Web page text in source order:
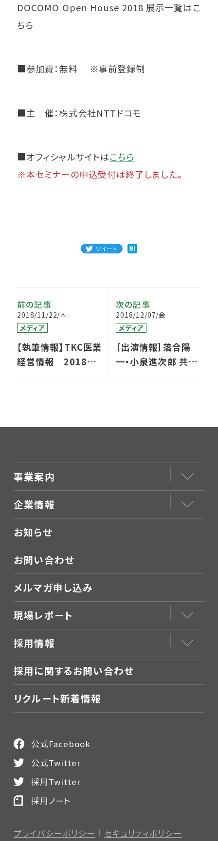
DOCOMO Open House 2018 展示一覧はこ
ちら
■参加費：無料 ※事前登録制
■主 催：株式会社NTTドコモ
■オフィシャルサイトはこちら
※本セミナーの申込受付は終了しました。
ツイート
前の記事
2018/11/22/木
メディア
【執筆情報】TKC医業
経営情報 2018年
次の記事
2018/12/07/金
メディア
［出演情報］落合陽
一・小泉進次郎 共同
事業案内
企業情報
お知らせ
お問い合わせ
メルマガ申し込み
現場レポート
採用情報
採用に関するお問い合わせ
リクルート新着情報
プライバシーポリシー
セキュリティポリシー
公式Facebook
公式Twitter
採用Twitter
採用ノート